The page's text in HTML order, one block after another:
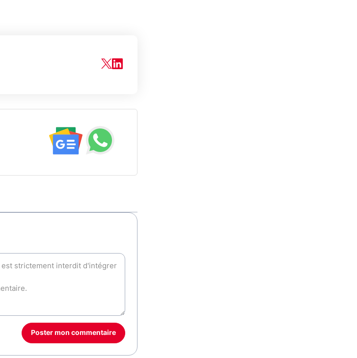
Poster mon commentaire